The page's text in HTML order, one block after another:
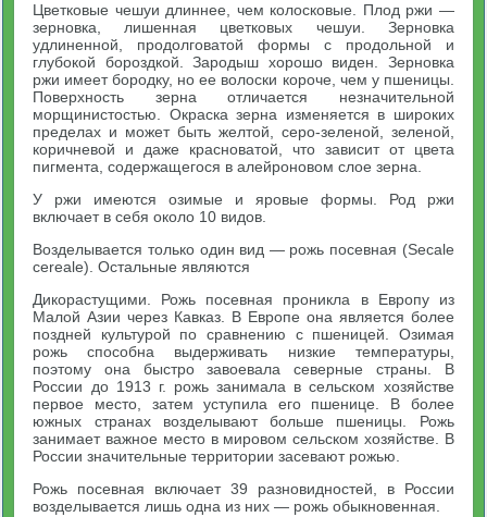
Цветковые чешуи длиннее, чем колосковые. Плод ржи —
зерновка, лишенная цветковых чешуи. Зерновка
удлиненной, продолговатой формы с продольной и
глубокой бороздкой. Зародыш хорошо виден. Зерновка
ржи имеет бородку, но ее волоски короче, чем у пшеницы.
Поверхность зерна отличается незначительной
морщинистостью. Окраска зерна изменяется в широких
пределах и может быть желтой, серо-зеленой, зеленой,
коричневой и даже красноватой, что зависит от цвета
пигмента, содержащегося в алейроновом слое зерна.
У ржи имеются озимые и яровые формы. Род ржи
включает в себя около 10 видов.
Возделывается только один вид — рожь посевная (Secale
cerealе). Остальные являются
Дикорастущими. Рожь посевная проникла в Европу из
Малой Азии через Кавказ. В Европе она является более
поздней культурой по сравнению с пшеницей. Озимая
рожь способна выдерживать низкие температуры,
поэтому она быстро завоевала северные страны. В
России до 1913 г. рожь занимала в сельском хозяйстве
первое место, затем уступила его пшенице. В более
южных странах возделывают больше пшеницы. Рожь
занимает важное место в мировом сельском хозяйстве. В
России значительные территории засевают рожью.
Рожь посевная включает 39 разновидностей, в России
возделывается лишь одна из них — рожь обыкновенная.